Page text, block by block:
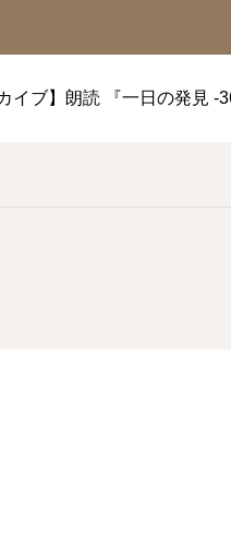
イブ】朗読 『一日の発見 -